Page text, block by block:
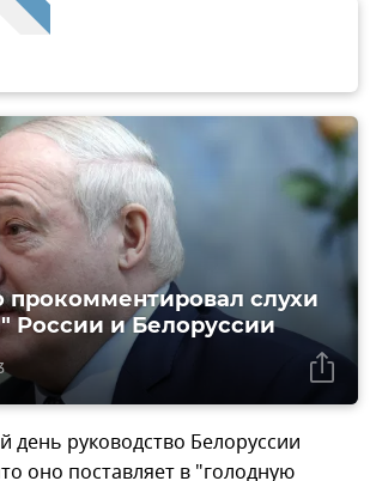
слухи
России и Белоруссии
день руководство Белоруссии
оно поставляет в "голодную